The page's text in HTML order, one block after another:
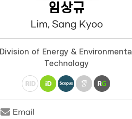
임상규
Lim, Sang Kyoo
Division of Energy & Environmental
Technology
Email